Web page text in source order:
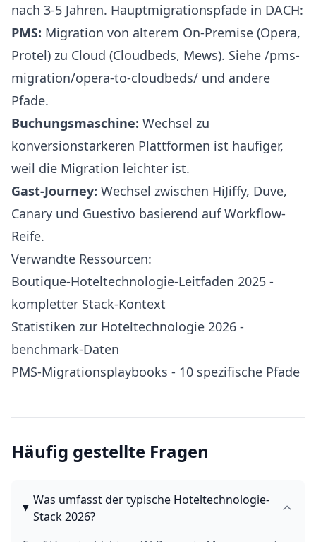
nach 3-5 Jahren. Hauptmigrationspfade in DACH:
PMS: Migration von alterem On-Premise (Opera,
Protel) zu Cloud (Cloudbeds, Mews). Siehe /pms-
migration/opera-to-cloudbeds/ und andere
Pfade.
Buchungsmaschine: Wechsel zu
konversionstarkeren Plattformen ist haufiger,
weil die Migration leichter ist.
Gast-Journey: Wechsel zwischen HiJiffy, Duve,
Canary und Guestivo basierend auf Workflow-
Reife.
Verwandte Ressourcen:
Boutique-Hoteltechnologie-Leitfaden 2025 -
kompletter Stack-Kontext
Statistiken zur Hoteltechnologie 2026 -
benchmark-Daten
PMS-Migrationsplaybooks - 10 spezifische Pfade
Häufig gestellte Fragen
Was umfasst der typische Hoteltechnologie-
Stack 2026?